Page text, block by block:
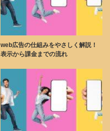
web広告の仕組みをやさしく解説！
表示から課金までの流れ